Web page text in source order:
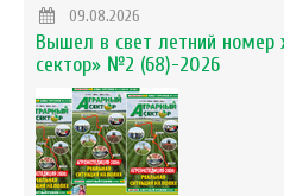
09.08.2026
Вышел в свет летний номер
сектор» №2 (68)-2026